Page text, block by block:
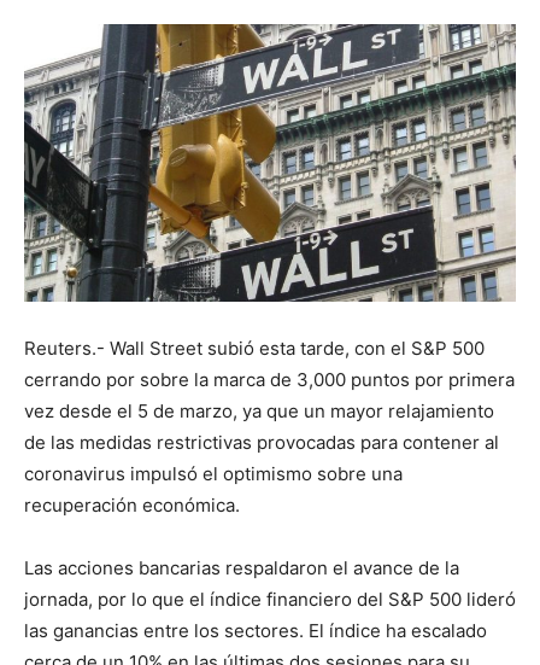
Reuters.- Wall Street subió esta tarde, con el S&P 500
cerrando por sobre la marca de 3,000 puntos por primera
vez desde el 5 de marzo, ya que un mayor relajamiento
de las medidas restrictivas provocadas para contener al
coronavirus impulsó el optimismo sobre una
recuperación económica.
Las acciones bancarias respaldaron el avance de la
jornada, por lo que el índice financiero del S&P 500 lideró
las ganancias entre los sectores. El índice ha escalado